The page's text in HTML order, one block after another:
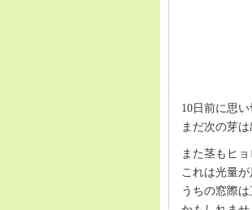
10日前に思
まだ次の芽
また茎もヒ
これは光量が
うちの窓際